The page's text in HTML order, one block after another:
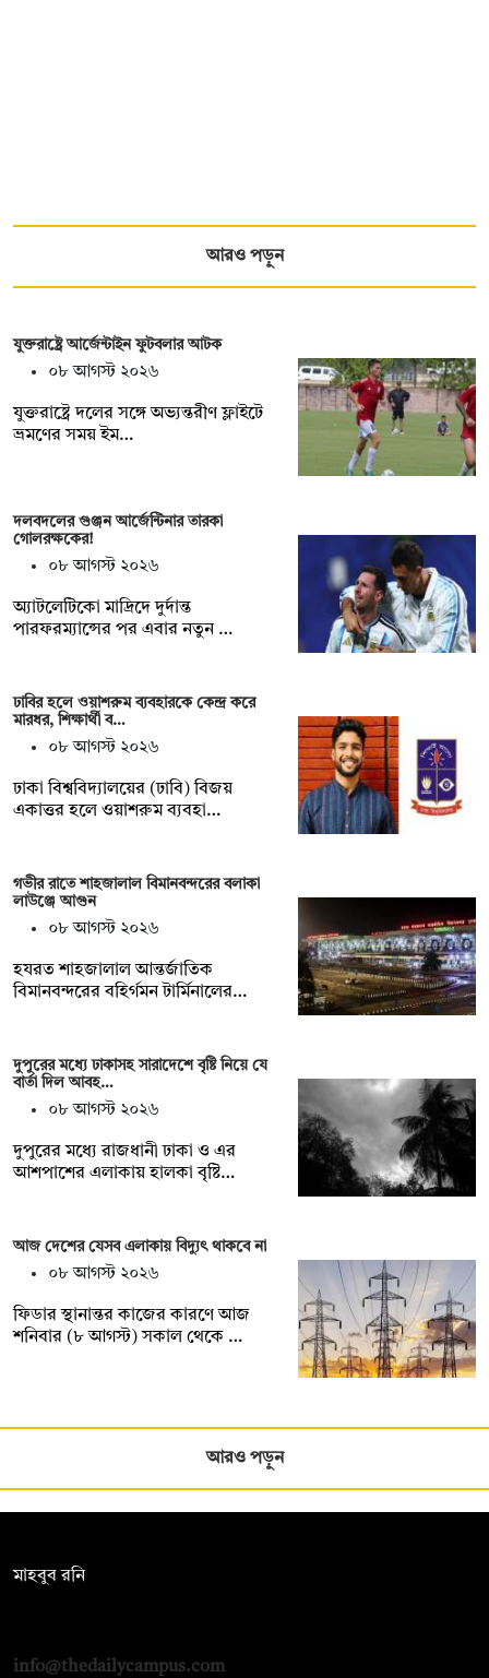
আরও পড়ুন
যুক্তরাষ্ট্রে আর্জেন্টাইন ফুটবলার আটক
০৮ আগস্ট ২০২৬
যুক্তরাষ্ট্রে দলের সঙ্গে অভ্যন্তরীণ ফ্লাইটে
ভ্রমণের সময় ইম…
দলবদলের গুঞ্জন আর্জেন্টিনার তারকা
গোলরক্ষকের!
০৮ আগস্ট ২০২৬
অ্যাটলেটিকো মাদ্রিদে দুর্দান্ত
পারফরম্যান্সের পর এবার নতুন …
ঢাবির হলে ওয়াশরুম ব্যবহারকে কেন্দ্র করে
মারধর, শিক্ষার্থী ব…
০৮ আগস্ট ২০২৬
ঢাকা বিশ্ববিদ্যালয়ের (ঢাবি) বিজয়
একাত্তর হলে ওয়াশরুম ব্যবহা…
গভীর রাতে শাহজালাল বিমানবন্দরের বলাকা
লাউঞ্জে আগুন
০৮ আগস্ট ২০২৬
হযরত শাহজালাল আন্তর্জাতিক
বিমানবন্দরের বহির্গমন টার্মিনালের…
দুপুরের মধ্যে ঢাকাসহ সারাদেশে বৃষ্টি নিয়ে যে
বার্তা দিল আবহ…
০৮ আগস্ট ২০২৬
দুপুরের মধ্যে রাজধানী ঢাকা ও এর
আশপাশের এলাকায় হালকা বৃষ্টি…
আজ দেশের যেসব এলাকায় বিদ্যুৎ থাকবে না
০৮ আগস্ট ২০২৬
ফিডার স্থানান্তর কাজের কারণে আজ
শনিবার (৮ আগস্ট) সকাল থেকে …
আরও পড়ুন
মাহবুব রনি
info@thedailycampus.com